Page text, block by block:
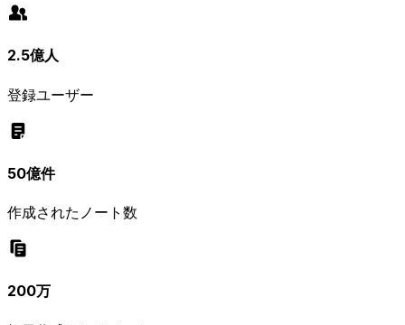
2.5億人
登録ユーザー
50億件
作成されたノート数
200万